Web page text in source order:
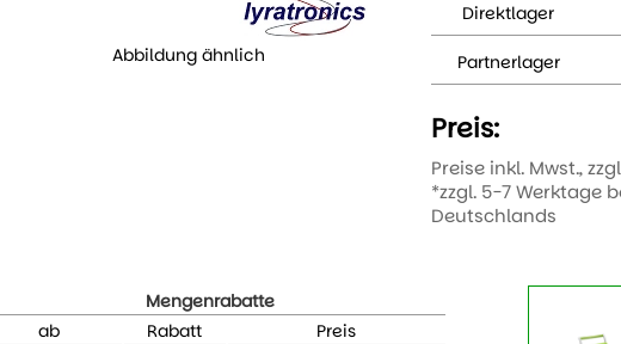
Abbildung ähnlich
Direktlager
Partnerlager
Preis:
Preise inkl. Mwst.,
*zzgl. 5-7 Werktage
Deutschlands
Mengenrabatte
ab
Rabatt
Preis